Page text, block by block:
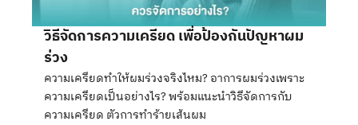
วิธีจัดการความเครียด เพื่อป้องกันปัญหาผม
ร่วง
ความเครียดทำให้ผมร่วงจริงไหม? อาการผมร่วงเพราะ
ความเครียดเป็นอย่างไร? พร้อมแนะนำวิธีจัดการกับ
ความเครียด ตัวการทำร้ายเส้นผม